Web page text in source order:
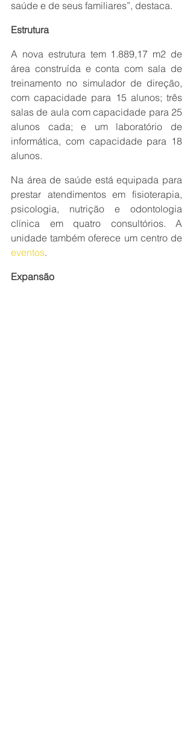
saúde e de seus familiares”, destaca.
Estrutura
A nova estrutura tem 1.889,17 m2 de
área construída e conta com sala de
treinamento no simulador de direção,
com capacidade para 15 alunos; três
salas de aula com capacidade para 25
alunos cada; e um laboratório de
informática, com capacidade para 18
alunos.
Na área de saúde está equipada para
prestar atendimentos em fisioterapia,
psicologia, nutrição e odontologia
clínica em quatro consultórios. A
eventos.
Expansão